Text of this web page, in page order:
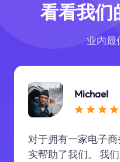
看看我们
业内最
Michael
对于拥有一家电子商
实帮助了我们。 我